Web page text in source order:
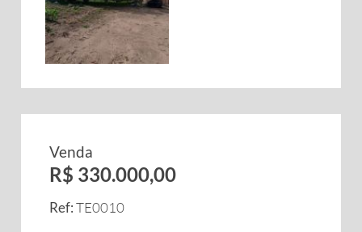
Venda
R$ 330.000,00
Ref:TE0010